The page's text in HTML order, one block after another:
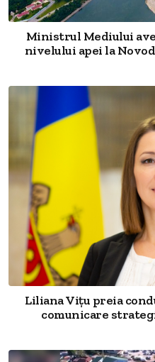
Ministrul Mediului
nivelului apei la
Liliana Vițu preia
comunicare